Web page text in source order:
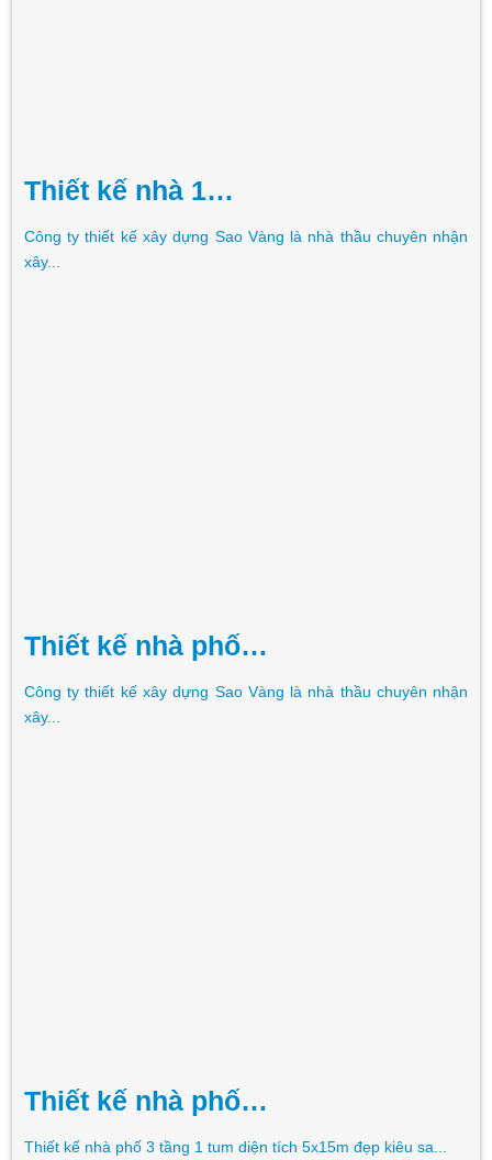
Thiết kế nhà 1…
Công ty thiết kế xây dựng Sao Vàng là nhà thầu chuyên nhận
xây...
Thiết kế nhà phố…
Công ty thiết kế xây dựng Sao Vàng là nhà thầu chuyên nhận
xây...
Thiết kế nhà phố…
Thiết kế nhà phố 3 tầng 1 tum diện tích 5x15m đẹp kiêu sa...